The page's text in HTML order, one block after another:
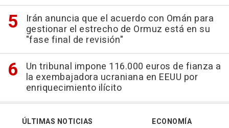
Irán anuncia que el acuerdo con Omán para
gestionar el estrecho de Ormuz está en su
"fase final de revisión"
Un tribunal impone 116.000 euros de fianza a
la exembajadora ucraniana en EEUU por
enriquecimiento ilícito
ÚLTIMAS NOTICIAS
ECONOMÍA